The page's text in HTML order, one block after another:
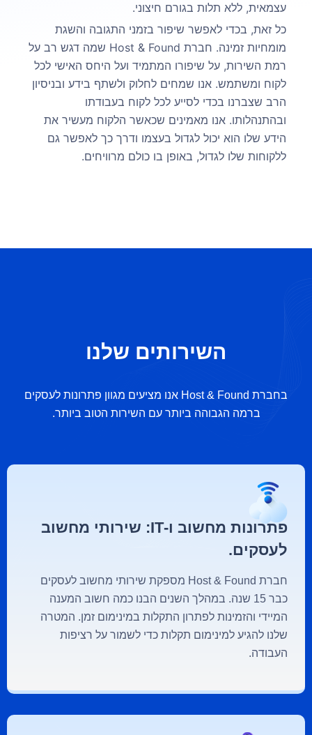
עצמאית, ללא תלות בגורם חיצוני.
כל זאת, בכדי לאפשר שיפור בזמני התגובה והשגת
מומחיות זמינה. חברת Host & Found שמה דגש רב על
רמת השירות, על שיפורו המתמיד ועל היחס האישי לכל
לקוח ומשתמש. אנו שמחים לחלוק ולשתף בידע ובניסיון
הרב שצברנו בכדי לסייע לכל לקוח בעבודתו
ובהתנהלותו. אנו מאמינים שכאשר הלקוח מעשיר את
הידע שלו הוא יכול לגדול בעצמו ודרך כך לאפשר גם
ללקוחות שלו לגדול, באופן בו כולם מרוויחים.
השירותים שלנו
בחברת Host & Found אנו מציעים מגוון פתרונות לעסקים
ברמה הגבוהה ביותר עם השירות הטוב ביותר.
פתרונות מחשוב ו-IT: שירותי מחשוב
לעסקים.
חברת Host & Found מספקת שירותי מחשוב לעסקים
כבר 15 שנה. במהלך השנים הבנו כמה חשוב המענה
המיידי והזמינות לפתרון התקלות במינימום זמן. המטרה
שלנו להגיע למינימום תקלות כדי לשמור על רציפות
העבודה.